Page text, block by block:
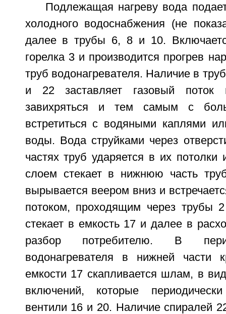
Подлежащая нагреву вода
холодного водоснабжения (не
далее в трубы 6, 8 и 10.
горелка 3 и производится прогрев
труб водонагревателя. Наличие в
и 22 заставляет газовый поток
завихряться и тем самым с
встретиться с водяными каплями
воды. Вода струйками через
частях труб ударяется в их
слоем стекает в нижнюю часть
вырывается веером вниз и
потоком, проходящим через трубы
стекает в емкость 17 и далее в
разбор потребителю. В
водонагревателя в нижней
емкости 17 скапливается шлам, в
включений, которые
вентили 16 и 20. Наличие спиралей